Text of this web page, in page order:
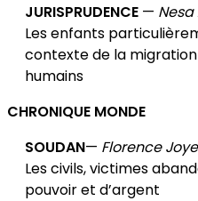
JURISPRUDENCE —
Les enfants
contexte de la migration
humains
CHRONIQUE MONDE
SOUDAN— Florence Joye
Les civils, victimes
pouvoir et d’argent